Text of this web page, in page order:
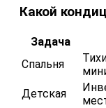
Какой
Задача
Спальня
Детская